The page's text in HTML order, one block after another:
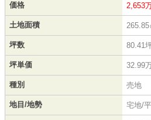
価格 2,653
土地面積 265.85
坪数 80.41
坪単価 32.99
種別 売地
地目/地勢 宅地/